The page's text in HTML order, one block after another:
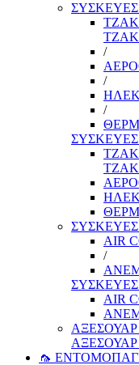
/
/
/
AIR
/
AIR
🦟